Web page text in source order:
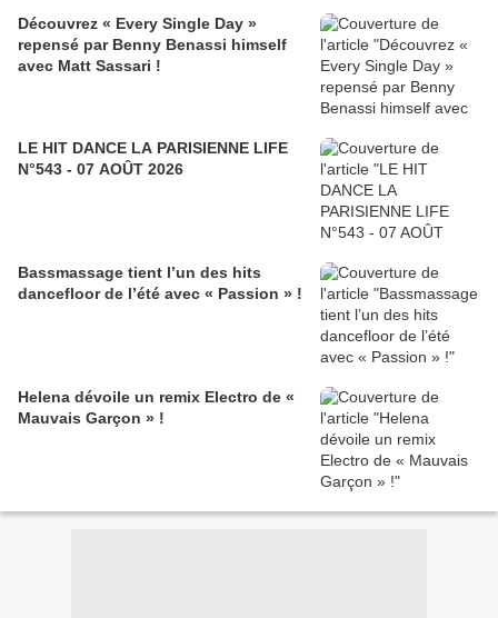
Découvrez « Every Single Day »
repensé par Benny Benassi himself
avec Matt Sassari !
LE HIT DANCE LA PARISIENNE LIFE
N°543 - 07 AOÛT 2026
Bassmassage tient l’un des hits
dancefloor de l’été avec « Passion » !
Helena dévoile un remix Electro de «
Mauvais Garçon » !